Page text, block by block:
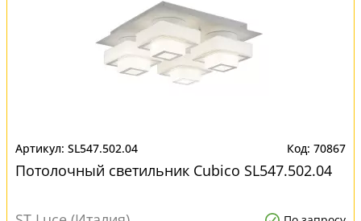
SL547.502.04 70867
Потолочный светильник Cubico SL547.502.04